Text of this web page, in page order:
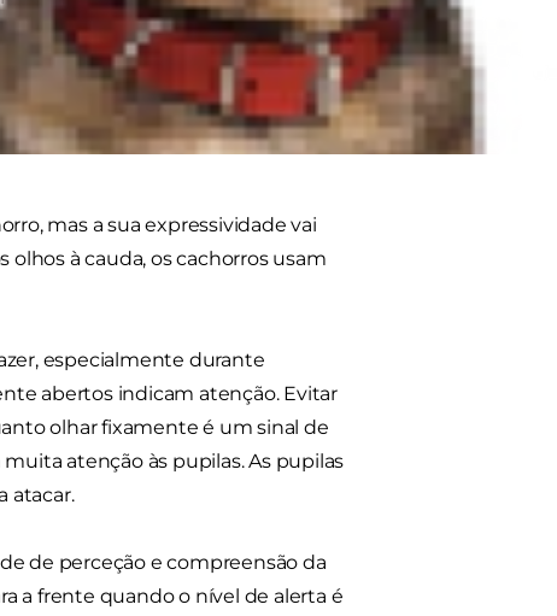
a comunicação com o
corporal do seu
mas a sua expressividade vai
olhos à cauda, os cachorros usam
especialmente durante
abertos indicam atenção. Evitar
olhar fixamente é um sinal de
atenção às pupilas. As pupilas
atacar.
de perceção e compreensão da
a frente quando o nível de alerta é